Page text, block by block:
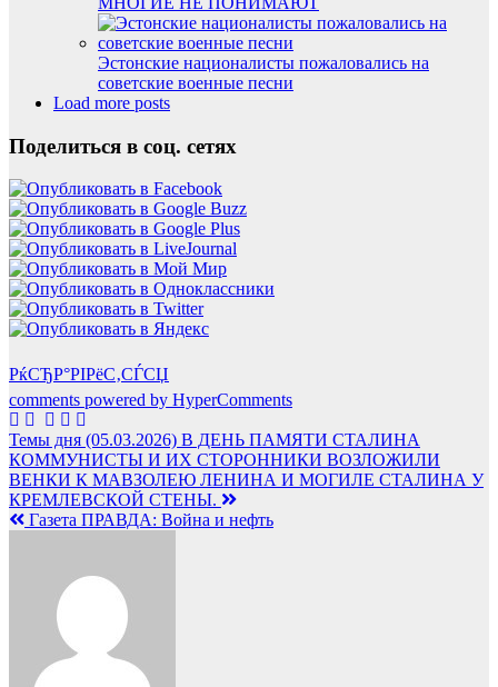
Эстонские националисты пожаловались на
советские военные песни
Load more posts
Поделиться в соц. сетях
РќСЂР°РІРёС‚СЃСЏ
comments powered by HyperComments
Навигация
по
записям
Темы дня (05.03.2026) В ДЕНЬ ПАМЯТИ СТАЛИНА
КОММУНИСТЫ И ИХ СТОРОННИКИ ВОЗЛОЖИЛИ
ВЕНКИ К МАВЗОЛЕЮ ЛЕНИНА И МОГИЛЕ СТАЛИНА У
КРЕМЛЕВСКОЙ СТЕНЫ.
Газета ПРАВДА: Война и нефть